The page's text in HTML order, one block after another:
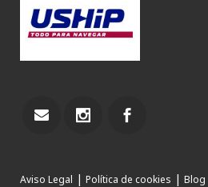
Aviso Legal | Política de cookies | Blog